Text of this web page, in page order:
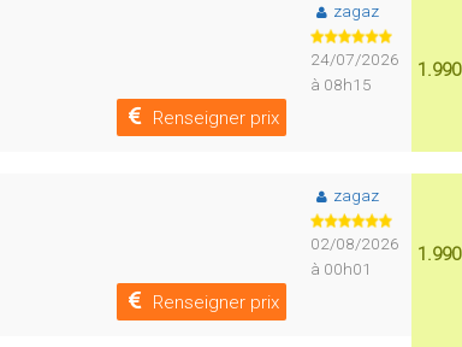
Renseigner prix
zagaz
24/07/2026
à 08h15
1.990
Renseigner prix
zagaz
02/08/2026
à 00h01
1.990